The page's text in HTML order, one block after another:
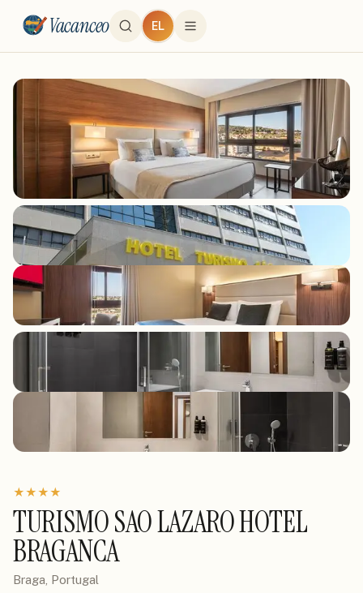
Vacanceo EL
★★★★
TURISMO SAO LAZARO HOTEL
BRAGANCA
Braga, Portugal